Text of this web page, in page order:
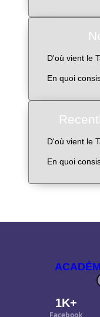
D'où vient le
En quoi
D'où vient le
En quoi
1K+
Facebook